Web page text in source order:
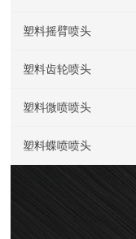
塑料摇臂喷头
塑料齿轮喷头
塑料微喷喷头
塑料蝶喷喷头